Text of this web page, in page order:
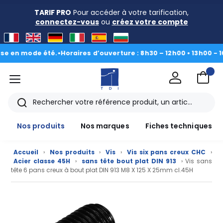
TARIF PRO Pour accéder à votre tarification,
connectez-vousou créez votre compte
mode été.•Horaires d’ouverture : 8h30 – 12h00 • 13h00 - 16h30|
menu
Rechercher
Nos produits
Nos marques Fiches techniques
Accueil › Nos produits › Vis › Vis six pans creux CHC
›
Acier classe 45H
› sans tête bout plat DIN 913
› Vis sans
tête 6 pans creux à bout plat DIN 913 M8 X 125 X 25mm cl.45H